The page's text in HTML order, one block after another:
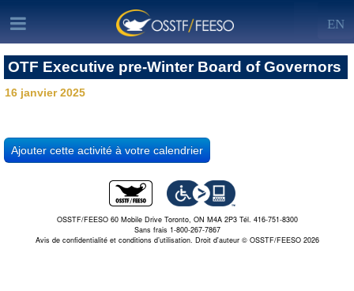
EN
OTF Executive pre-Winter Board of Governors
16 janvier 2025
OSSTF/FEESO 60 Mobile Drive Toronto, ON M4A 2P3 Tél. 416-751-8300
Sans frais 1-800-267-7867
Avis de confidentialité et conditions d’utilisation. Droit d'auteur © OSSTF/FEESO 2026